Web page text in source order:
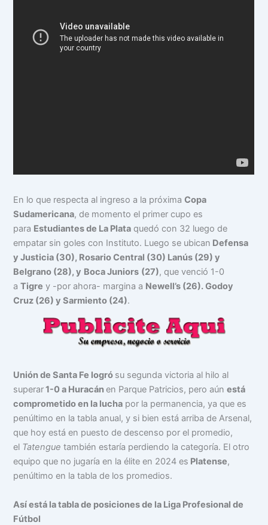
En lo que respecta al ingreso a la próximaCopa
Sudamericana, de momento el primer cupo es
para Estudiantes de La Plata quedó con 32 luego de
empatar sin goles con Instituto. Luego se ubican Defensa
y Justicia (30), Rosario Central (30) Lanús (29) y
Belgrano (28), y Boca Juniors (27), que venció 1-0
aTigre y -por ahora- margina a Newell’s (26). Godoy
Cruz (26) y Sarmiento (24).
Unión de Santa Fe logró su segunda victoria al hilo al
superar1-0 a Huracán en Parque Patricios, pero aúnestá
comprometido en la lucha por la permanencia, ya que es
penúltimo en la tabla anual, y si bien está arriba de Arsenal,
que hoy está en puesto de descenso por el promedio,
el Tatengue también estaría perdiendo la categoría. El otro
equipo que no jugaría en la élite en 2024 es Platense,
penúltimo en la tabla de los promedios.
Así está la tabla de posiciones de la Liga Profesional de
Fútbol